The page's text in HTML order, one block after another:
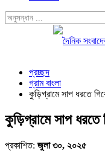
প্রচ্ছদ
গ্রাম বাংলা
কুড়িগ্রামে সাপ ধরতে
কুড়িগ্রামে সাপ
প্রকাশিত: জুলা ৩০, ২০২৫